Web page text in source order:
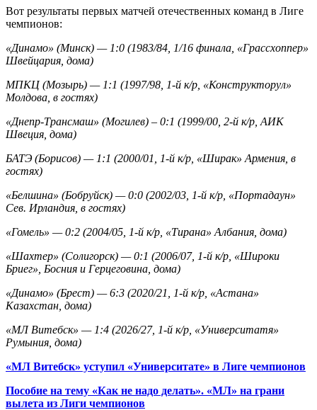
Вот результаты первых матчей отечественных команд в Лиге
чемпионов:
«Динамо» (Минск) — 1:0 (1983/84, 1/16 финала, «Грассхоппер»
Швейцария, дома)
МПКЦ (Мозырь) — 1:1 (1997/98, 1-й к/р, «Конструкторул»
Молдова, в гостях)
«Днепр-Трансмаш» (Могилев) – 0:1 (1999/00, 2-й к/р, АИК
Швеция, дома)
БАТЭ (Борисов) — 1:1 (2000/01, 1-й к/р, «Ширак» Армения, в
гостях)
«Белшина» (Бобруйск) — 0:0 (2002/03, 1-й к/р, «Портадаун»
Сев. Ирландия, в гостях)
«Гомель» — 0:2 (2004/05, 1-й к/р, «Тирана» Албания, дома)
«Шахтер» (Солигорск) — 0:1 (2006/07, 1-й к/р, «Широки
Бриег», Босния и Герцеговина, дома)
«Динамо» (Брест) — 6:3 (2020/21, 1-й к/р, «Астана»
Казахстан, дома)
«МЛ Витебск» — 1:4 (2026/27, 1-й к/р, «Университатя»
Румыния, дома)
«МЛ Витебск» уступил «Университате» в Лиге чемпионов
Пособие на тему «Как не надо делать». «МЛ» на грани
вылета из Лиги чемпионов